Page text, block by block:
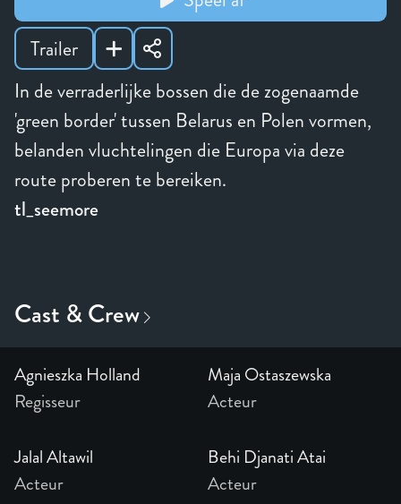
In de verraderlijke bossen die de zogenaamde
'green border' tussen Belarus en Polen vormen,
belanden vluchtelingen die Europa via deze
route proberen te bereiken.
tl_seemore
Trailer
Agnieszka Holland
Regisseur
Maja Ostaszewska
Acteur
Jalal Altawil
Acteur
Behi Djanati Atai
Acteur